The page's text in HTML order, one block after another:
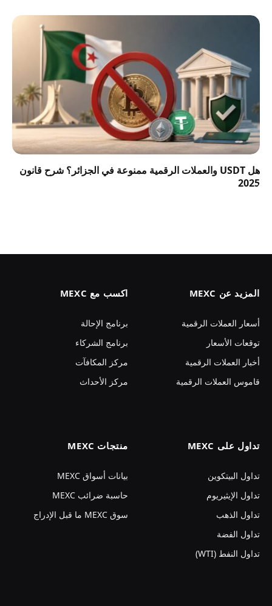
هل USDT والعملات الرقمية ممنوعة في الجزائر؟ شرح قانون
2025
المزيد عن MEXC
أسعار العملات الرقمية
توقعات الأسعار
أخبار العملات الرقمية
قاموس العملات الرقمية
اكسب مع MEXC
برنامج الإحالة
برنامج الشركاء
مركز المكافآت
مركز الأحداث
تداول على MEXC
تداول البيتكوين
تداول الإيثيريوم
تداول الذهب
تداول الفضة
تداول النفط (WTI)
منتجات MEXC
بيانات أسواق MEXC
حاسبة ضرائب MEXC
سوق MEXC ما قبل الإدراج